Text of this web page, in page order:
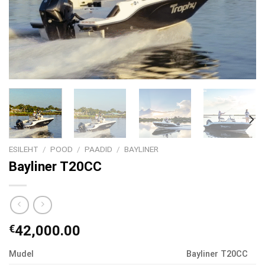
ESILEHT / POOD / PAADID / BAYLINER
Bayliner T20CC
€42,000.00
Mudel
Bayliner T20CC